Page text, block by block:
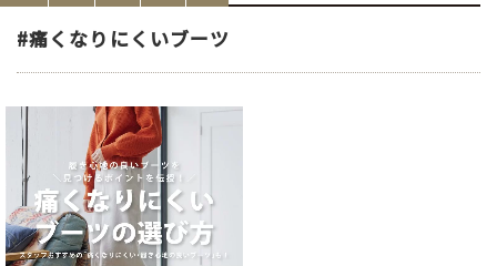
#痛くなりにくいブーツ
タイプ
カテゴリー
特徴
ブランド